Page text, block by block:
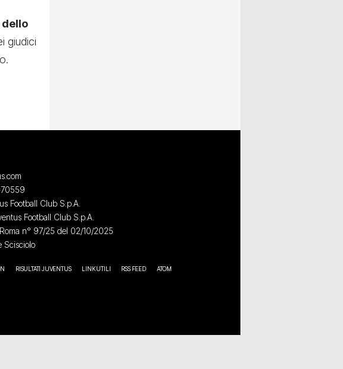
dello
giudici
Football Club S.p.A.
Football Club S.p.A.
n° 97/25 del 02/10/2025
Scisciolo
RISULTATI JUVENTUS LINK UTILI RSS FEED ATOM